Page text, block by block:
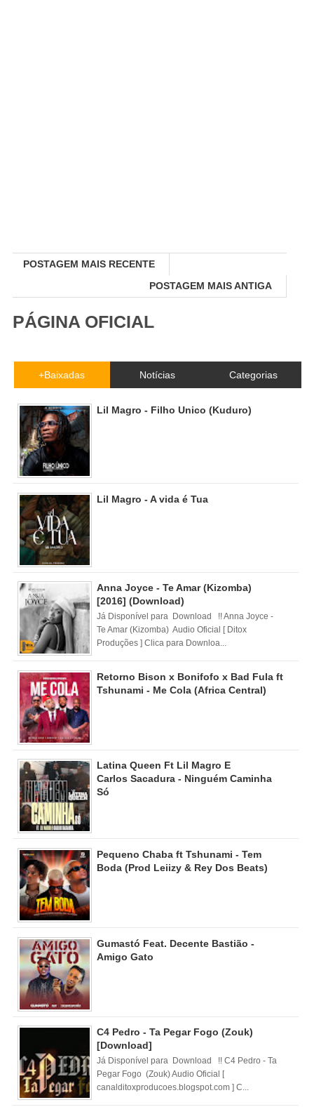
POSTAGEM MAIS RECENTE
POSTAGEM MAIS ANTIGA
PÁGINA OFICIAL
+Baixadas Notícias Categorias
Lil Magro - Filho Unico (Kuduro)
Lil Magro - A vida é Tua
Anna Joyce - Te Amar (Kizomba)
[2016] (Download)
Já Disponível para Download !! Anna Joyce -
Te Amar (Kizomba) Audio Oficial [ Ditox
Produções ] Clica para Downloa...
Retorno Bison x Bonifofo x Bad Fula ft
Tshunami - Me Cola (Africa Central)
Latina Queen Ft Lil Magro E
Carlos Sacadura - Ninguém Caminha
Só
Pequeno Chaba ft Tshunami - Tem
Boda (Prod Leiizy & Rey Dos Beats)
Gumastó Feat. Decente Bastião -
Amigo Gato
C4 Pedro - Ta Pegar Fogo (Zouk)
[Download]
Já Disponível para Download !! C4 Pedro - Ta
Pegar Fogo (Zouk) Audio Oficial [
canalditoxproducoes.blogspot.com ] C...